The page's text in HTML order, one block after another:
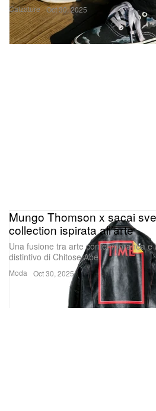
Calzature Oct 30, 2025
Moda
Mungo Thomson x sacai
collection ispirata all’arte
Una fusione tra arte contemporanea e
distintivo di Chitose Abe.
Oct 30, 2025